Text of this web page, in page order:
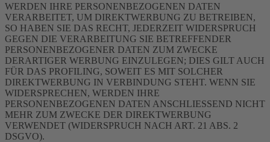
WERDEN IHRE PERSONENBEZOGENEN DATEN
VERARBEITET, UM DIREKTWERBUNG ZU BETREIBEN,
SO HABEN SIE DAS RECHT, JEDERZEIT WIDERSPRUCH
GEGEN DIE VERARBEITUNG SIE BETREFFENDER
PERSONENBEZOGENER DATEN ZUM ZWECKE
DERARTIGER WERBUNG EINZULEGEN; DIES GILT AUCH
FÜR DAS PROFILING, SOWEIT ES MIT SOLCHER
DIREKTWERBUNG IN VERBINDUNG STEHT. WENN SIE
WIDERSPRECHEN, WERDEN IHRE
PERSONENBEZOGENEN DATEN ANSCHLIESSEND NICHT
MEHR ZUM ZWECKE DER DIREKTWERBUNG
VERWENDET (WIDERSPRUCH NACH ART. 21 ABS. 2
DSGVO).